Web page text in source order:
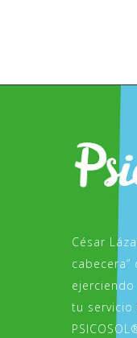
César
tu servicio